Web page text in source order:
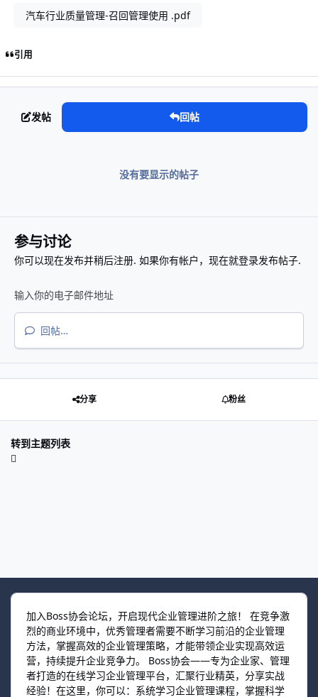
汽车行业质量管理-召回管理使用 .pdf
引用
发帖 回帖
没有要显示的帖子
参与讨论
你可以现在发布并稍后注册. 如果你有帐户， 现在就登录发布帖子.
回帖…
分享 粉丝
转到主题列表
加入Boss协会论坛，开启现代企业管理进阶之旅！ 在竞争激
烈的商业环境中，优秀管理者需要不断学习前沿的企业管理
方法，掌握高效的企业管理策略，才能带领企业实现高效运
营，持续提升企业竞争力。 Boss协会——专为企业家、管理
者打造的在线学习企业管理平台，汇聚行业精英，分享实战
经验！在这里，你可以：系统学习企业管理课程，掌握科学